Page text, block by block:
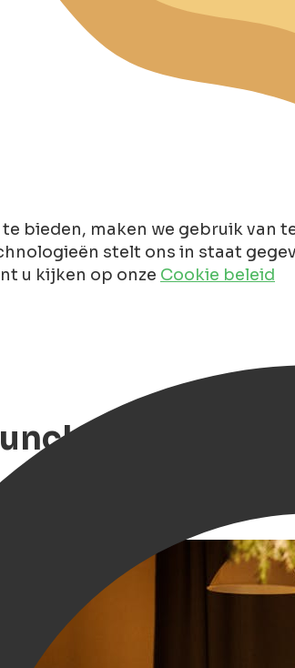
bieden, maken we gebruik
stelt ons in staat
u kijken op onze Cookie beleid
restaurants